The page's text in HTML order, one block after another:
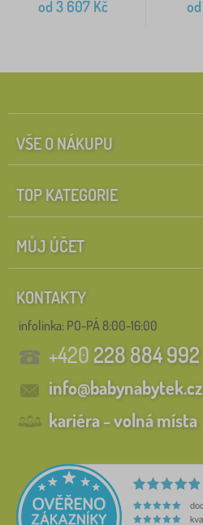
od 3 607 Kč od
VŠE O NÁKUPU
TOP KATEGORIE
MŮJ ÚČET
KONTAKTY
infolinka: PO-PÁ 8:00-16:00
+420228 884 992
info@babynabytek.cz
kariéra - volná místa